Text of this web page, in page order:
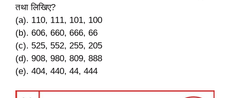
तथा लिखिए?
(a). 110, 111, 101, 100
(b). 606, 660, 666, 66
(c). 525, 552, 255, 205
(d). 908, 980, 809, 888
(e). 404, 440, 44, 444